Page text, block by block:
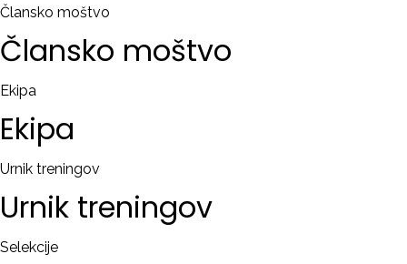
Člansko moštvo
Člansko moštvo
Ekipa
Ekipa
Urnik treningov
Urnik treningov
Selekcije
Remember
/